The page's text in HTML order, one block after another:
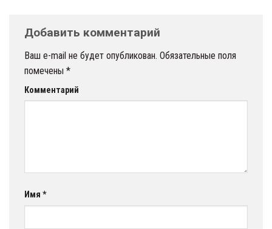
Добавить комментарий
Ваш e-mail не будет опубликован. Обязательные поля
помечены *
Комментарий
Имя *